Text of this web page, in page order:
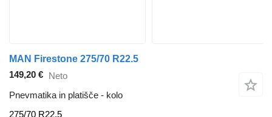
MAN Firestone 275/70 R22.5
149,20 € Neto
Pnevmatika in platišče - kolo
275/70 R22.5